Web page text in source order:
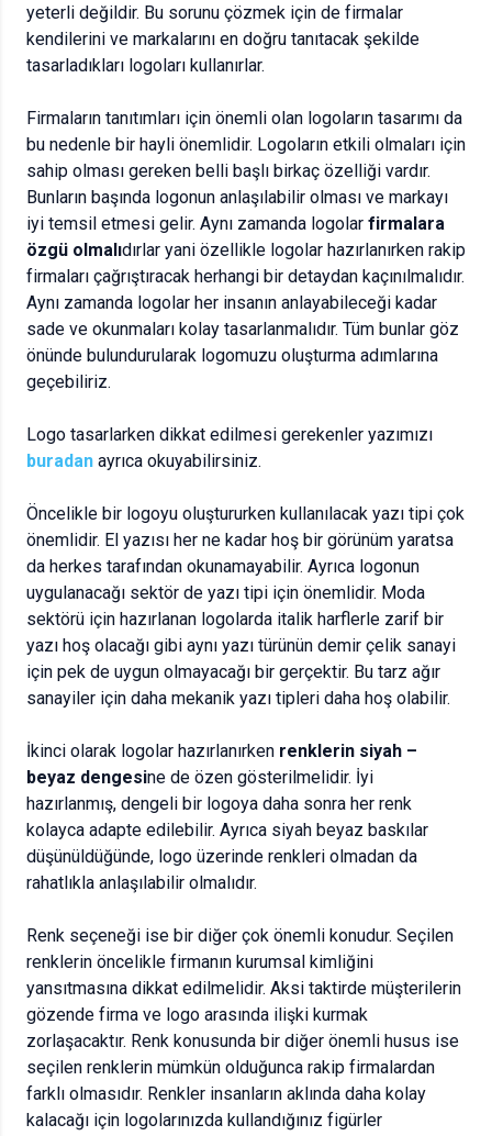
yeterli değildir. Bu sorunu çözmek için de firmalar
kendilerini ve markalarını en doğru tanıtacak şekilde
tasarladıkları logoları kullanırlar.
Firmaların tanıtımları için önemli olan logoların tasarımı da
bu nedenle bir hayli önemlidir. Logoların etkili olmaları için
sahip olması gereken belli başlı birkaç özelliği vardır.
Bunların başında logonun anlaşılabilir olması ve markayı
iyi temsil etmesi gelir. Aynı zamanda logolar firmalara
özgü olmalıdırlar yani özellikle logolar hazırlanırken rakip
firmaları çağrıştıracak herhangi bir detaydan kaçınılmalıdır.
Aynı zamanda logolar her insanın anlayabileceği kadar
sade ve okunmaları kolay tasarlanmalıdır. Tüm bunlar göz
önünde bulundurularak logomuzu oluşturma adımlarına
geçebiliriz.
Logo tasarlarken dikkat edilmesi gerekenler yazımızı
buradan ayrıca okuyabilirsiniz.
Öncelikle bir logoyu oluştururken kullanılacak yazı tipi çok
önemlidir. El yazısı her ne kadar hoş bir görünüm yaratsa
da herkes tarafından okunamayabilir. Ayrıca logonun
uygulanacağı sektör de yazı tipi için önemlidir. Moda
sektörü için hazırlanan logolarda italik harflerle zarif bir
yazı hoş olacağı gibi aynı yazı türünün demir çelik sanayi
için pek de uygun olmayacağı bir gerçektir. Bu tarz ağır
sanayiler için daha mekanik yazı tipleri daha hoş olabilir.
İkinci olarak logolar hazırlanırken renklerin siyah –
beyaz dengesine de özen gösterilmelidir. İyi
hazırlanmış, dengeli bir logoya daha sonra her renk
kolayca adapte edilebilir. Ayrıca siyah beyaz baskılar
düşünüldüğünde, logo üzerinde renkleri olmadan da
rahatlıkla anlaşılabilir olmalıdır.
Renk seçeneği ise bir diğer çok önemli konudur. Seçilen
renklerin öncelikle firmanın kurumsal kimliğini
yansıtmasına dikkat edilmelidir. Aksi taktirde müşterilerin
gözende firma ve logo arasında ilişki kurmak
zorlaşacaktır. Renk konusunda bir diğer önemli husus ise
seçilen renklerin mümkün olduğunca rakip firmalardan
farklı olmasıdır. Renkler insanların aklında daha kolay
kalacağı için logolarınızda kullandığınız figürler